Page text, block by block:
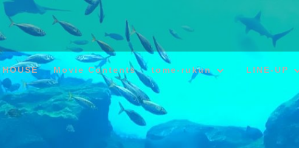
Movie Contents tome-rukun LINE-UP